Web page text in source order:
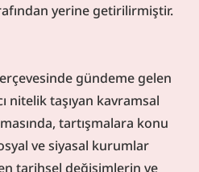
yerine getirilirmiştir.
gündeme gelen
nitelik taşıyan kavramsal
tartışmalara konu
ve siyasal kurumlar
tarihsel değişimlerin ve